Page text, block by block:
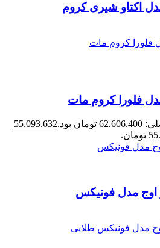
اکتاو شیری کروم
فلورا کروم مات
بود.
55.093.632
اوج مدل فونیکس